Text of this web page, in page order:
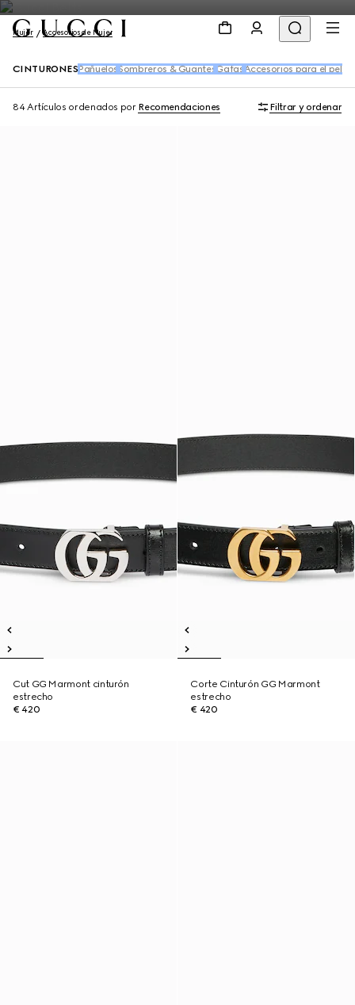
Mujer Accesorios de Mujer
CINTURONES Pañuelos Sombreros & Guantes Gafas Accesorios para el pelo
84 Artículos ordenados por Recomendaciones Filtrar y ordenar
Cut GG Marmont cinturón
estrecho
€ 420
Corte Cinturón GG Marmont
estrecho
€ 420